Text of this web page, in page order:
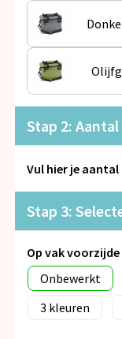
Snoepgoed
Spellen voor
Veiligheid, Auto en
Vrije tijd en Strand
Anti-stress
Stap 2:
Vul hier je aantal
Stap 3:
Op vak
Onbewerkt
3